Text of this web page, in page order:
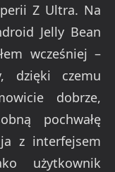
Z Ultra. Na
Jelly Bean
wcześniej –
dzięki czemu
dobrze,
pochwałę
z interfejsem
użytkownik